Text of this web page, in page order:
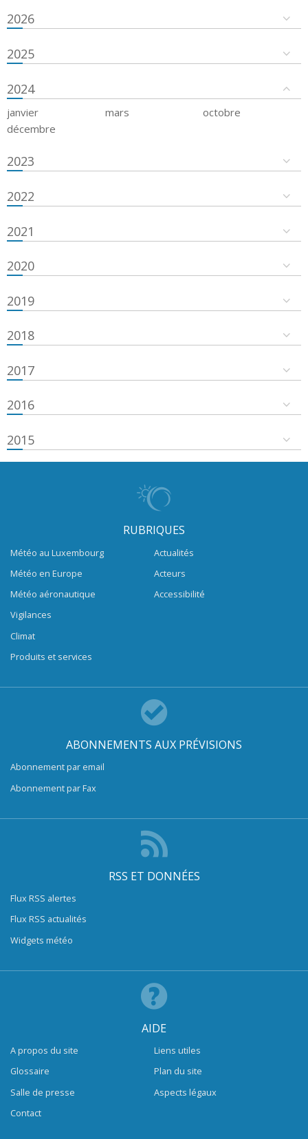
2026
2025
2024
janvier mars
octobre
décembre
2023
2022
2021
2020
2019
2018
2017
2016
2015
RUBRIQUES
Météo au Luxembourg
Météo en Europe
Météo aéronautique
Vigilances
Climat
Produits et services
Actualités
Acteurs
Accessibilité
ABONNEMENTS AUX PRÉVISIONS
Abonnement par email
Abonnement par Fax
RSS ET DONNÉES
Flux RSS alertes
Flux RSS actualités
Widgets météo
AIDE
A propos du site
Glossaire
Salle de presse
Contact
Liens utiles
Plan du site
Aspects légaux